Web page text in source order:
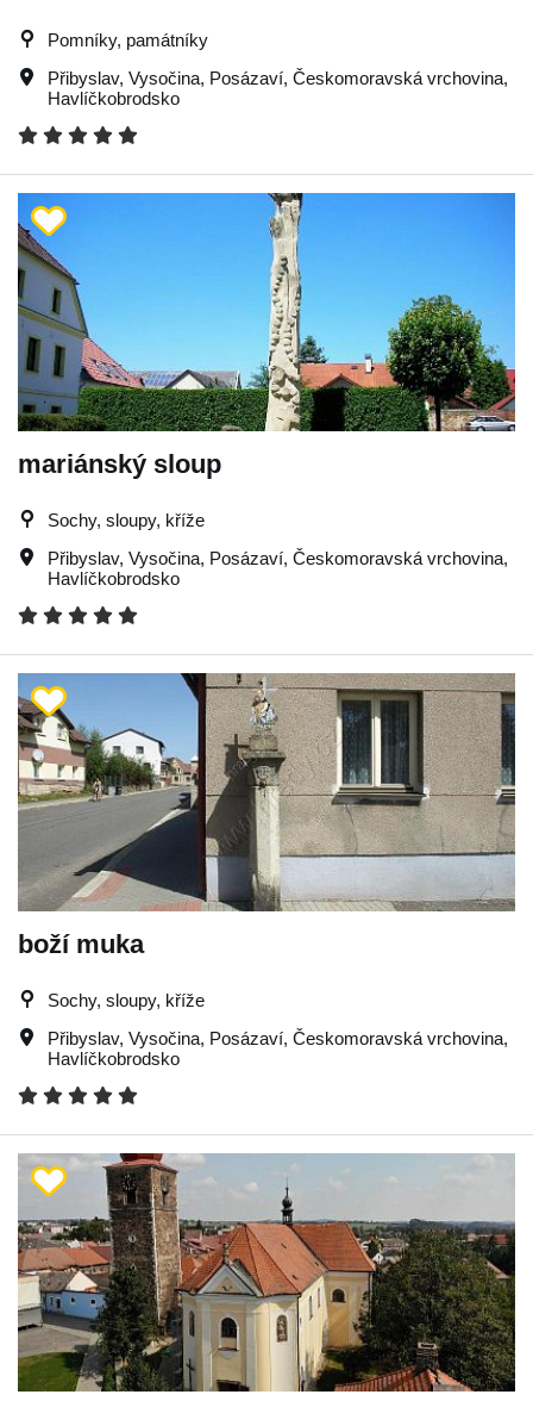
Pomníky, památníky
Přibyslav, Vysočina, Posázaví, Českomoravská vrchovina,
Havlíčkobrodsko
mariánský sloup
Sochy, sloupy, kříže
Přibyslav, Vysočina, Posázaví, Českomoravská vrchovina,
Havlíčkobrodsko
boží muka
Sochy, sloupy, kříže
Přibyslav, Vysočina, Posázaví, Českomoravská vrchovina,
Havlíčkobrodsko